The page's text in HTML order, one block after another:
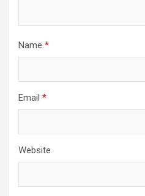
Name *
Email *
Website